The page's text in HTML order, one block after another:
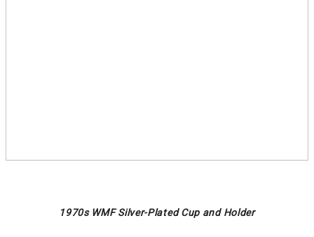
1970s WMF Silver-Plated Cup and Holder